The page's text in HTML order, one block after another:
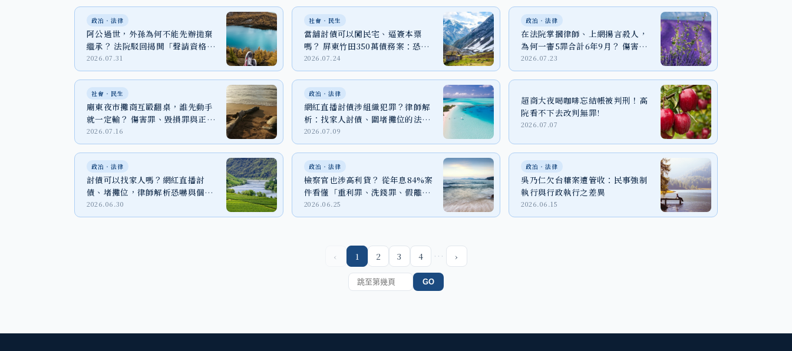
政治‧法律
阿公過世，外孫為何不能先辦拋棄
繼承？ 法院駁回揭開「聲請資格」
關鍵
2026.07.31
社會‧民生
當舖討債可以闖民宅、逼簽本票
嗎？ 屏東竹田350萬債務案：恐嚇
取財、強制罪與家屬自保
2026.07.24
政治‧法律
在法院掌摑律師、上網揚言殺人，
為何一審5罪合計6年9月？ 傷害、
恐嚇與個資法一次看懂
2026.07.23
社會‧民生
廟東夜市攤商互毆翻桌，誰先動手
就一定輸？ 傷害罪、毀損罪與正當
防衛一次看
2026.07.16
政治‧法律
網紅直播討債涉組織犯罪？律師解
析：找家人討債、圍堵攤位的法律
代價
2026.07.09
超商大夜喝咖啡忘結帳被判刑！高
院看不下去改判無罪!
2026.07.07
政治‧法律
討債可以找家人嗎？網紅直播討
債、堵攤位，律師解析恐嚇與個資
外洩風險
2026.06.30
政治‧法律
檢察官也涉高利貸？ 從年息84%案
件看懂「重利罪、洗錢罪、假離
婚」法律風險
2026.06.25
政治‧法律
吳乃仁欠台糖案遭管收：民事強制
執行與行政執行之差異
2026.06.15
‹ 1 2 3 4 … ›
GO